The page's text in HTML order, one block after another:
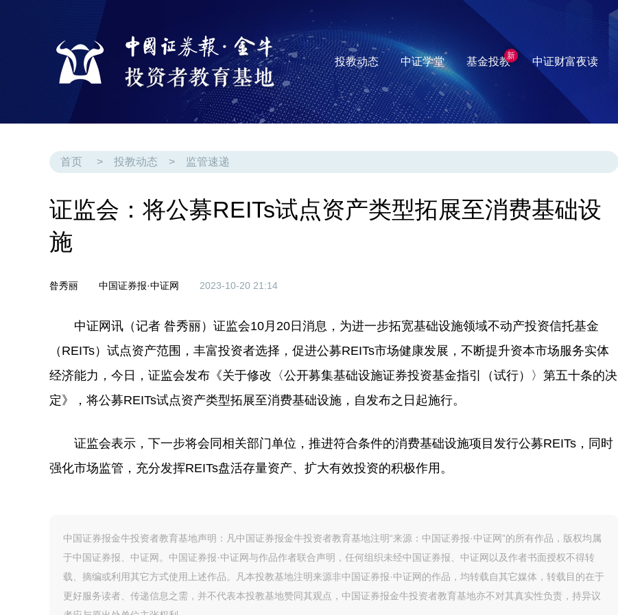
投教动态 中证学堂 基金投教新 中证财富夜读
首页 > 投教动态 > 监管速递
证监会：将公募REITs试点资产类型拓展至消费基础设
施
昝秀丽 中国证券报·中证网 2023-10-20 21:14
中证网讯（记者 昝秀丽）证监会10月20日消息，为进一步拓宽基础设施领域不动产投资信托基金
（REITs）试点资产范围，丰富投资者选择，促进公募REITs市场健康发展，不断提升资本市场服务实体
经济能力，今日，证监会发布《关于修改〈公开募集基础设施证券投资基金指引（试行）〉第五十条的决
定》，将公募REITs试点资产类型拓展至消费基础设施，自发布之日起施行。
证监会表示，下一步将会同相关部门单位，推进符合条件的消费基础设施项目发行公募REITs，同时
强化市场监管，充分发挥REITs盘活存量资产、扩大有效投资的积极作用。
中国证券报金牛投资者教育基地声明：凡中国证券报金牛投资者教育基地注明“来源：中国证券报·中证网”的所有作品，版权均属
于中国证券报、中证网。中国证券报·中证网与作品作者联合声明，任何组织未经中国证券报、中证网以及作者书面授权不得转
载、摘编或利用其它方式使用上述作品。凡本投教基地注明来源非中国证券报·中证网的作品，均转载自其它媒体，转载目的在于
更好服务读者、传递信息之需，并不代表本投教基地赞同其观点，中国证券报金牛投资者教育基地亦不对其真实性负责，持异议